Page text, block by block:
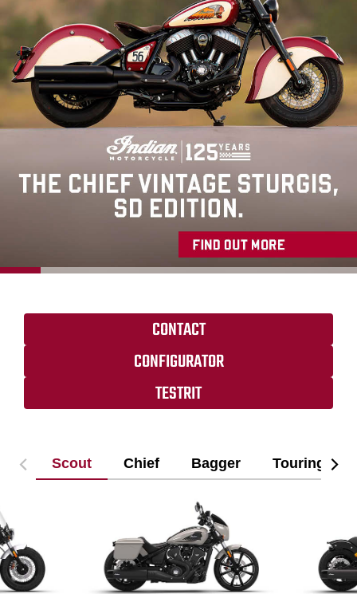
CONTACT
CONFIGURATOR
TESTRIT
Scout Chief Bagger Touring